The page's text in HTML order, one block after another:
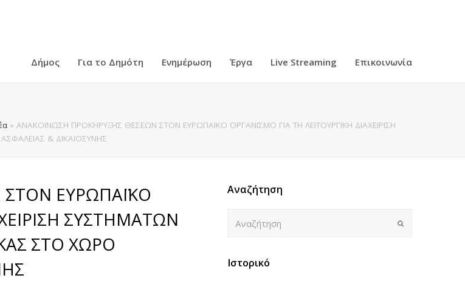
Δήμος Για το Δημότη Ενημέρωση Έργα Live Streaming Επικοινωνία
» ΑΝΑΚΟΙΝΩΣΗ ΠΡΟΚΗΡΥΞΗΣ ΘΕΣΕΩΝ ΣΤΟΝ ΕΥΡΩΠΑΪΚΟ ΟΡΓΑΝΙΣΜΟ ΓΙΑ ΤΗ ΛΕΙΤΟΥΡΓΙΚΗ ΔΙΑΧΕΙΡΙΣΗ
& ΔΙΚΑΙΟΣΥΝΗΣ
ΕΥΡΩΠΑΪΚΟ
ΣΥΣΤΗΜΑΤΩΝ
ΣΤΟ ΧΩΡΟ
Αναζήτηση
Ιστορικό